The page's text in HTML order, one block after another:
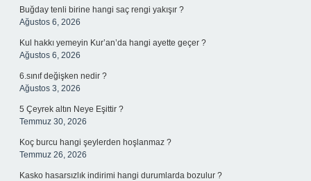
Buğday tenli birine hangi saç rengi yakışır ?
Ağustos 6, 2026
Kul hakkı yemeyin Kur’an’da hangi ayette geçer ?
Ağustos 6, 2026
6.sınıf değişken nedir ?
Ağustos 3, 2026
5 Çeyrek altın Neye Eşittir ?
Temmuz 30, 2026
Koç burcu hangi şeylerden hoşlanmaz ?
Temmuz 26, 2026
Kasko hasarsızlık indirimi hangi durumlarda bozulur ?